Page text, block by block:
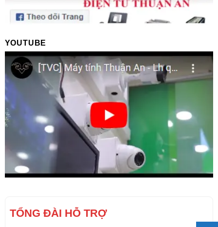
YOUTUBE
TỔNG ĐÀI HỖ TRỢ